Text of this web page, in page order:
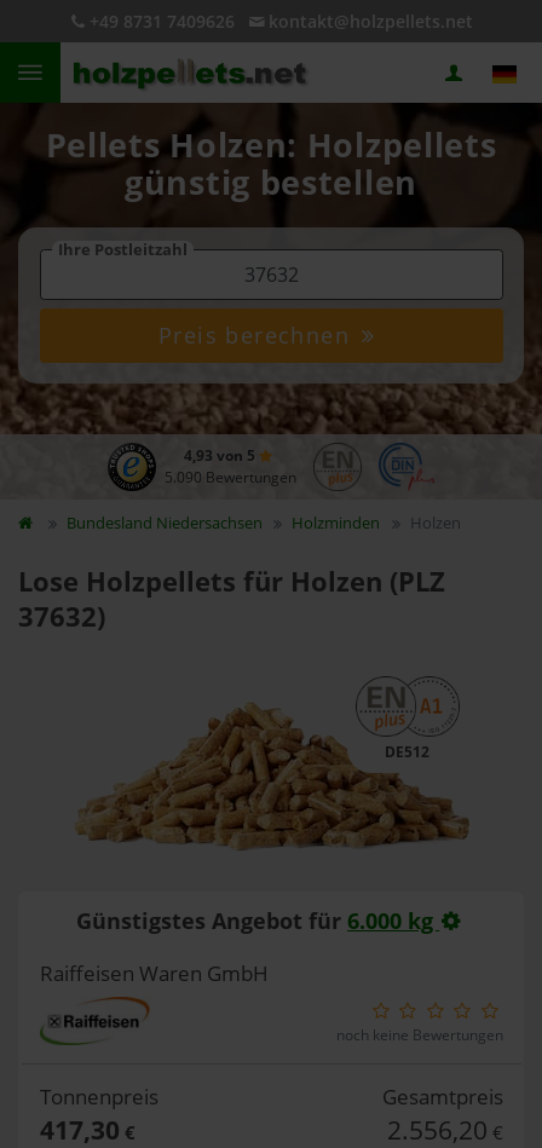
+49 8731 7409626 kontakt@holzpellets.net
Pellets Holzen: Holzpellets
günstig bestellen
Ihre Postleitzahl
Preis berechnen
4,93 von 5
5.090 Bewertungen
Bundesland Niedersachsen Holzminden Holzen
Lose Holzpellets für Holzen (PLZ
37632)
DE512
Günstigstes Angebot für 6.000 kg
Raiffeisen Waren GmbH
noch keine Bewertungen
Tonnenpreis
417,30 €
Gesamtpreis
2.556,20 €